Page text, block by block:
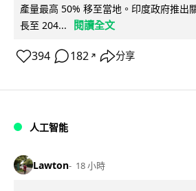
產量最高 50% 移至當地。印度政府推出
長至 204...
閱讀全文
394 182 ↗ 分享
人工智能
Lawton 18 小時